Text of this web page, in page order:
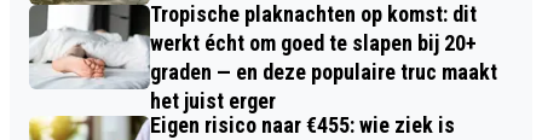
Tropische plaknachten op komst: dit
werkt écht om goed te slapen bij 20+
graden — en deze populaire truc maakt
het juist erger
Eigen risico naar €455: wie ziek is